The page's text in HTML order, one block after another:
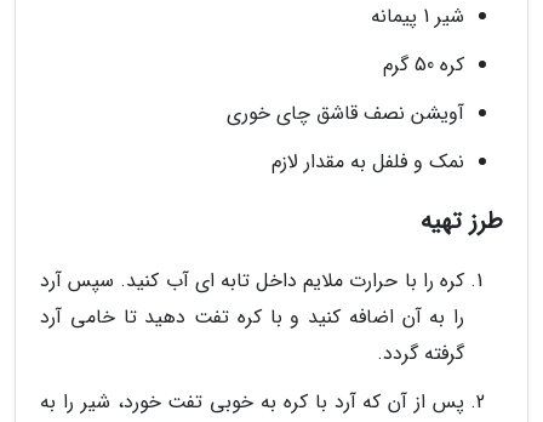
شیر 1 پیمانه
کره 50 گرم
آویشن نصف قاشق چای خوری
نمک و فلفل به مقدار لازم
طرز تهیه
کره را با حرارت ملایم داخل تابه ای آب کنید. سپس آرد
را به آن اضافه کنید و با کره تفت دهید تا خامی آرد
گرفته گردد.
پس از آن که آرد با کره به خوبی تفت خورد، شیر را به